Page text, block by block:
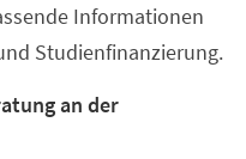
Informationen
Studienfinanzierung.
an der